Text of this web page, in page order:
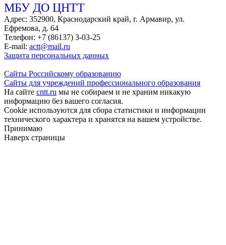
МБУ ДО ЦНТТ
Адрес: 352900, Краснодарский край, г. Армавир, ул.
Ефремова, д. 64
Телефон: +7 (86137) 3-03-25
E-mail: actt@mail.ru
Защита персональных данных
Сайты Российскому образованию
Сайты для учреждений профессионального образования
На сайте cntt.ru мы не собираем и не храним никакую
информацию без вашего согласия.
Cookie используются для сбора статистики и информации
технического характера и хранятся на вашем устройстве.
Принимаю
Наверх страницы